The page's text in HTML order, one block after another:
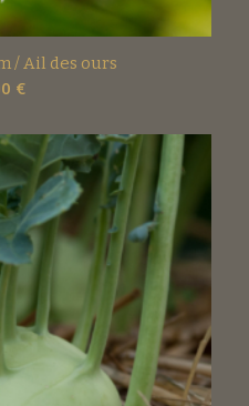
/ Ail des ours
€